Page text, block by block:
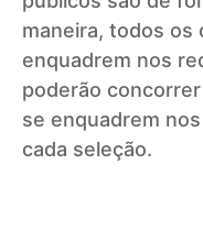
maneira, todos os
enquadrem nos
poderão
se enquadrem
cada seleção.